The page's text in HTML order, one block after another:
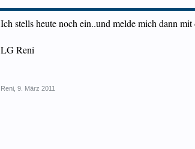
Ich stells heute noch ein..und melde mich dann
LG Reni
Reni 9. März 2011